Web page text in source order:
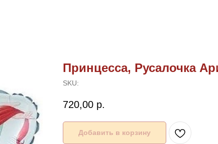
Принцесса, Русалочка
SKU:
720,00 р.
Добавить в корзину